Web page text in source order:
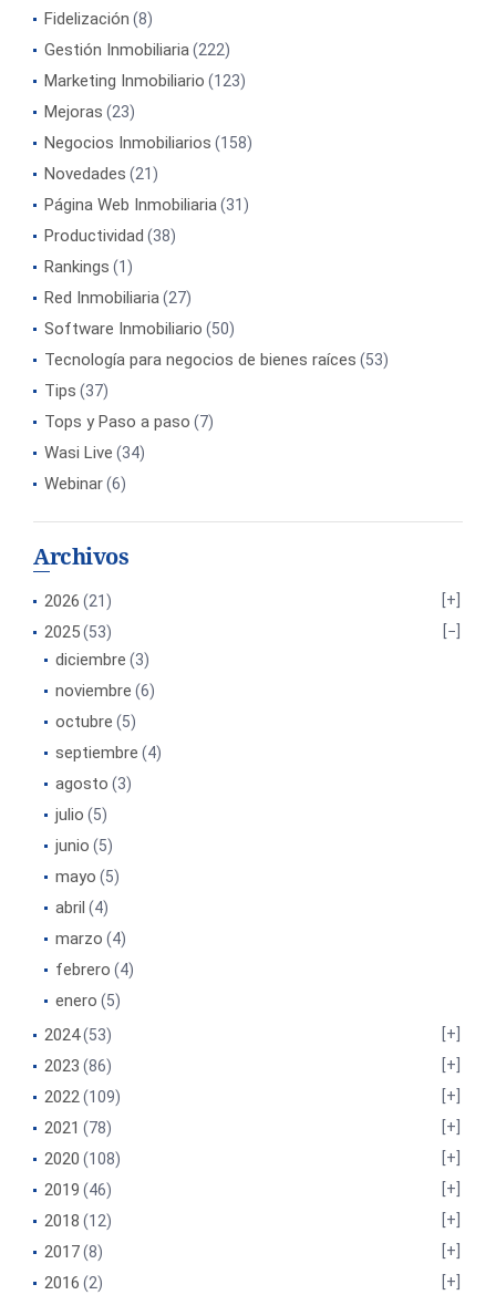
Fidelización (8)
Gestión Inmobiliaria(222)
Marketing Inmobiliario (123)
Mejoras (23)
Negocios Inmobiliarios (158)
Novedades (21)
Página Web Inmobiliaria(31)
Productividad (38)
Rankings (1)
Red Inmobiliaria(27)
Software Inmobiliario (50)
Tecnología para negocios de bienes raíces (53)
Tips (37)
Tops y Paso a paso (7)
Wasi Live (34)
Webinar(6)
Archivos
2026 (21)
2025(53)
diciembre (3)
noviembre (6)
octubre (5)
septiembre (4)
agosto (3)
julio (5)
junio (5)
mayo (5)
abril (4)
marzo (4)
febrero (4)
enero (5)
2024(53)
2023 (86)
2022(109)
2021 (78)
2020 (108)
2019 (46)
2018 (12)
2017(8)
2016 (2)